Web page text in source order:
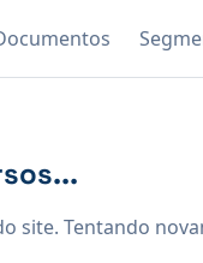
site. Tentando